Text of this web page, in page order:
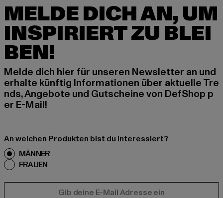
MELDE DICH AN, UM
INSPIRIERT ZU BLEI
BEN!
Melde dich hier für unseren Newsletter an und
erhalte künftig Informationen über aktuelle Tre
nds, Angebote und Gutscheine von DefShop p
er E-Mail!
An welchen Produkten bist du interessiert?
MÄNNER
FRAUEN